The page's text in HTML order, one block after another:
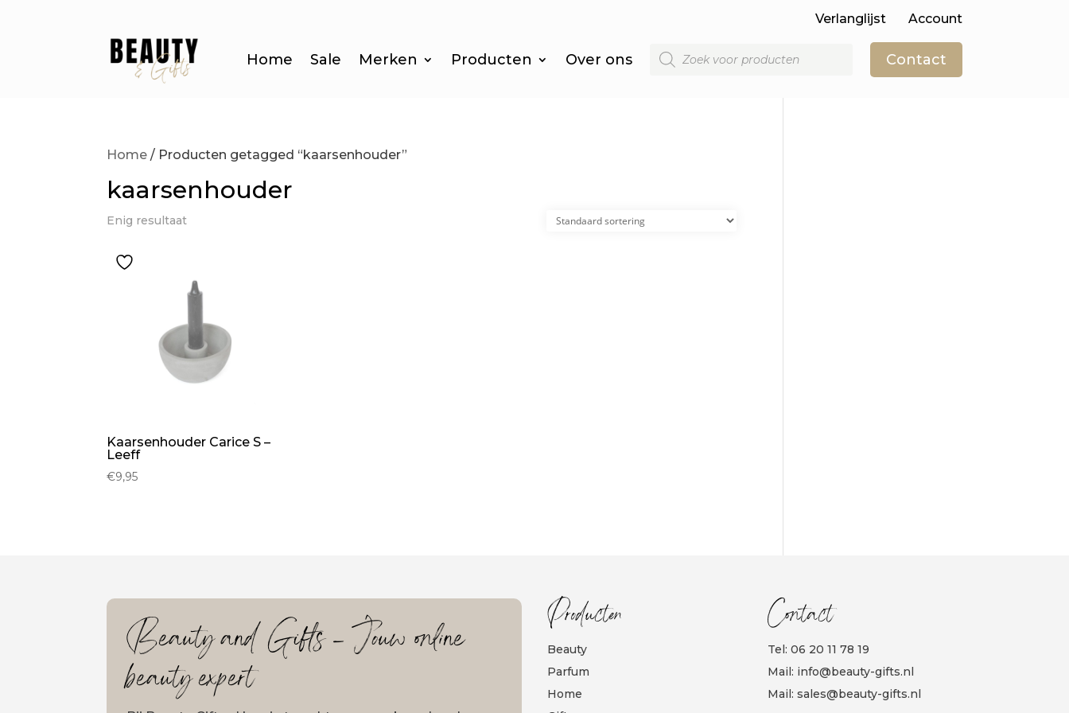
Verlanglijst Account
Home Sale Merken Producten Over ons
Producten
zoeken Contact
Home / Producten getagged “kaarsenhouder”
kaarsenhouder
Enig resultaat
Kaarsenhouder Carice S –
Leeff
€9,95
Beauty and Gifts – Jouw online
beauty expert
Producten
Beauty
Parfum
Home
Contact
Tel: 06 20 11 78 19
Mail: info@beauty-gifts.nl
Mail: sales@beauty-gifts.nl